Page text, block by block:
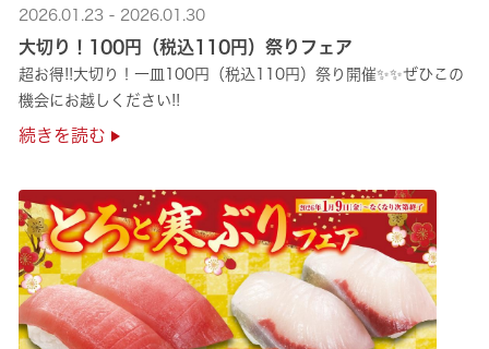
2026.01.23 - 2026.01.30
大切り！100円（税込110円）祭りフェア
超お得!!大切り！一皿100円（税込110円）祭り開催✨✨ぜひこの
機会にお越しください!!
続きを読む